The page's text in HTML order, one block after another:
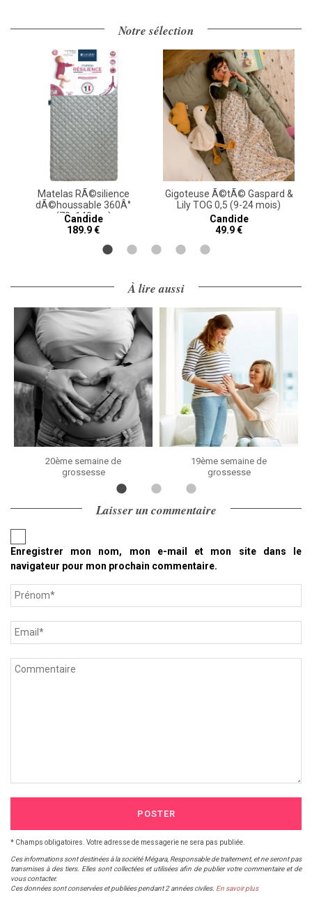
Notre sélection
Matelas RÃ©silience
dÃ©houssable 360Â°
(70x140 cm)
Candide
189.9 €
Gigoteuse Ã©tÃ© Gaspard &
Lily TOG 0,5 (9-24 mois)
Candide
49.9 €
À lire aussi
20ème semaine de
grossesse
19ème semaine de
grossesse
Laisser un commentaire
Enregistrer mon nom, mon e-mail et mon site dans le
navigateur pour mon prochain commentaire.
POSTER
* Champs obligatoires. Votre adresse de messagerie ne sera pas publiée.
Ces informations sont destinées à la société Mégara, Responsable de traitement, et ne seront pas
transmises à des tiers. Elles sont collectées et utilisées afin de publier votre commentaire et de
vous contacter.
Ces données sont conservées et publiées pendant 2 années civiles. En savoir plus